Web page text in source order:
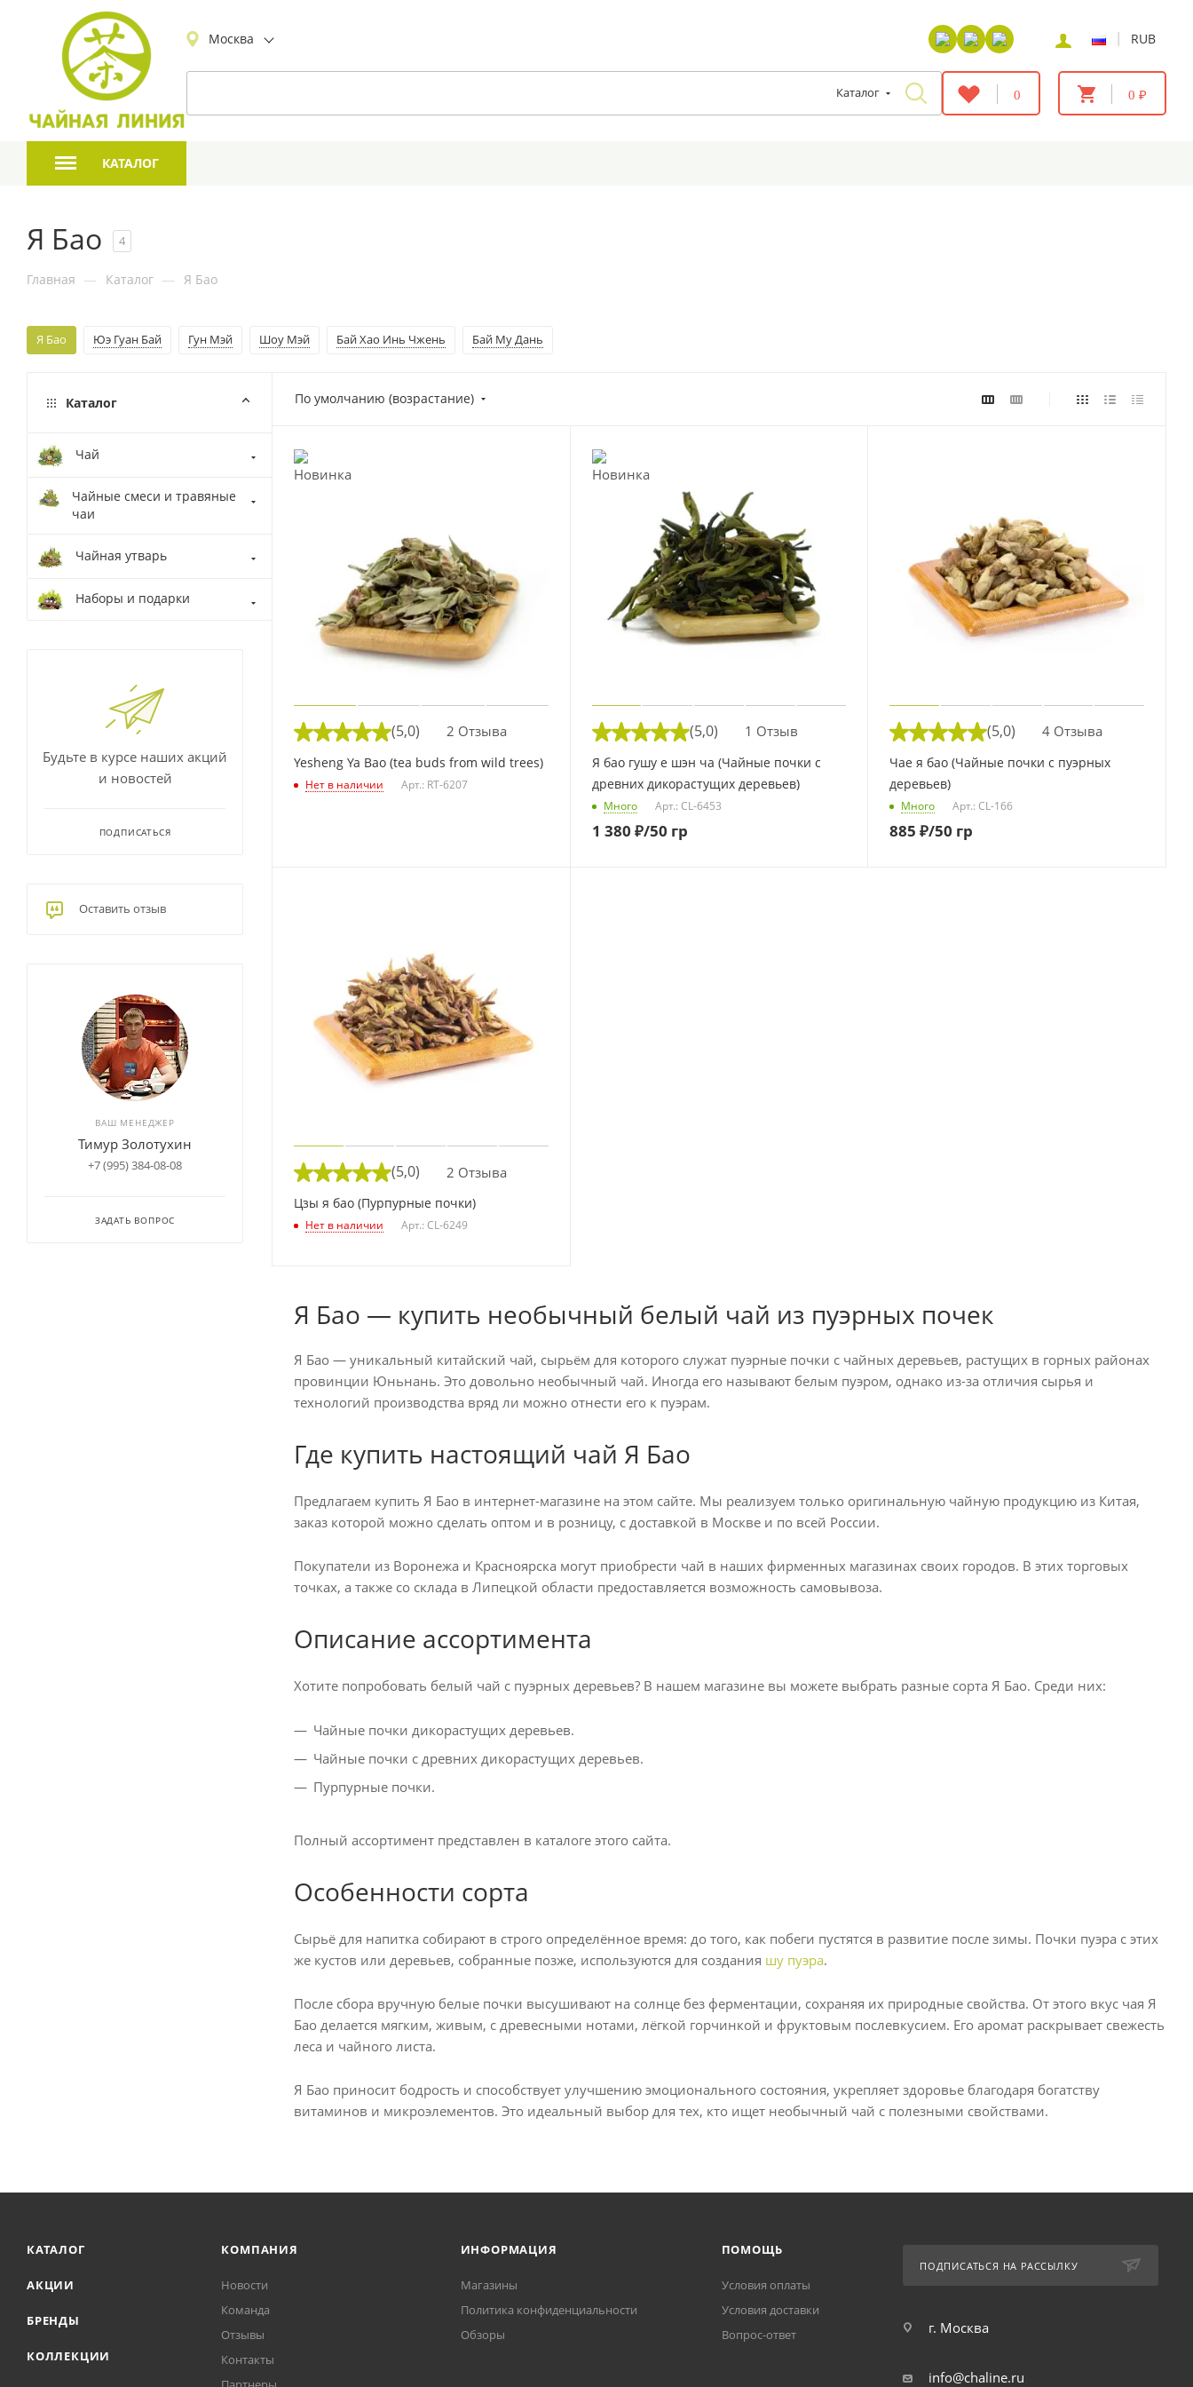
Москва | RUB
Каталог 0 0 ₽
КАТАЛОГ
Я Бао 4
Главная — Каталог — Я Бао
Юэ Гуан Бай Гун Мэй
Я Бао Шоу Мэй Бай Хао Инь Чжень Бай Му Дань
По умолчанию (возрастание)
(5,0) 2 Отзыва
Yesheng Ya Bao (tea buds from wild trees)
Нет в наличии Арт.: RT-6207
(5,0) 1 Отзыв
Я бао гушу е шэн ча (Чайные почки с
древних дикорастущих деревьев)
Много Арт.: CL-6453
1 380 ₽/50 гр
(5,0) 4 Отзыва
Чае я бао (Чайные почки с пуэрных
деревьев)
Много Арт.: CL-166
885 ₽/50 гр
(5,0) 2 Отзыва
Цзы я бао (Пурпурные почки)
Нет в наличии Арт.: CL-6249
Я Бао — купить необычный белый чай из пуэрных почек
Я Бао — уникальный китайский чай, сырьём для которого служат пуэрные почки с чайных деревьев, растущих в горных районах
провинции Юньнань. Это довольно необычный чай. Иногда его называют белым пуэром, однако из-за отличия сырья и
технологий производства вряд ли можно отнести его к пуэрам.
Где купить настоящий чай Я Бао
Предлагаем купить Я Бао в интернет-магазине на этом сайте. Мы реализуем только оригинальную чайную продукцию из Китая,
заказ которой можно сделать оптом и в розницу, с доставкой в Москве и по всей России.
Покупатели из Воронежа и Красноярска могут приобрести чай в наших фирменных магазинах своих городов. В этих торговых
точках, а также со склада в Липецкой области предоставляется возможность самовывоза.
Описание ассортимента
Хотите попробовать белый чай с пуэрных деревьев? В нашем магазине вы можете выбрать разные сорта Я Бао. Среди них:
Чайные почки дикорастущих деревьев.
Чайные почки с древних дикорастущих деревьев.
Пурпурные почки.
Полный ассортимент представлен в каталоге этого сайта.
Особенности сорта
Сырьё для напитка собирают в строго определённое время: до того, как побеги пустятся в развитие после зимы. Почки пуэра с этих
же кустов или деревьев, собранные позже, используются для создания шу пуэра.
После сбора вручную белые почки высушивают на солнце без ферментации, сохраняя их природные свойства. От этого вкус чая Я
Бао делается мягким, живым, с древесными нотами, лёгкой горчинкой и фруктовым послевкусием. Его аромат раскрывает свежесть
леса и чайного листа.
Я Бао приносит бодрость и способствует улучшению эмоционального состояния, укрепляет здоровье благодаря богатству
витаминов и микроэлементов. Это идеальный выбор для тех, кто ищет необычный чай с полезными свойствами.
Каталог
Чай
Чайные смеси и травяные
чаи
Чайная утварь
Наборы и подарки
Будьте в курсе наших акций
и новостей
ПОДПИСАТЬСЯ
Оставить отзыв
ВАШ МЕНЕДЖЕР
Тимур Золотухин
+7 (995) 384-08-08
ЗАДАТЬ ВОПРОС
КАТАЛОГ
АКЦИИ
БРЕНДЫ
КОЛЛЕКЦИИ
КОМПАНИЯ
Новости
Команда
Отзывы
Контакты
ИНФОРМАЦИЯ
Магазины
Политика конфиденциальности
Обзоры
ПОМОЩЬ
Условия оплаты
Условия доставки
Вопрос-ответ
ПОДПИСАТЬСЯ НА РАССЫЛКУ
г. Москва
info@chaline.ru